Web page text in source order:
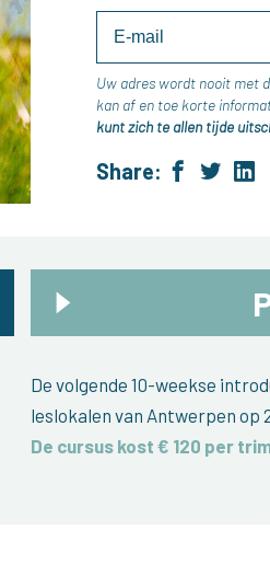
Uw adres wordt nooit met
kan af en toe korte
kunt zich te allen tijde
Share:
De volgende 10-weekse
leslokalen van Antwerpen op
De cursus kost € 120 per